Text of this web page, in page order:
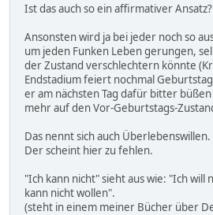
Ist das auch so ein affirmativer Ansatz?
Ansonsten wird ja bei jeder noch so
um jeden Funken Leben gerungen,
der Zustand verschlechtern könnte
Endstadium feiert nochmal
er am nächsten Tag dafür bitter
mehr auf den Vor-Geburtstags-
Das nennt sich auch Überlebenswillen.
Der scheint hier zu fehlen.
"Ich kann nicht" sieht aus wie: "Ich will
kann nicht wollen".
(steht in einem meiner Bücher über